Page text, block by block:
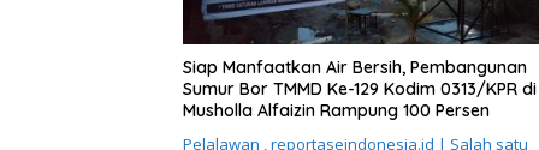
Siap Manfaatkan Air Bersih, Pembangunan
Sumur Bor TMMD Ke-129 Kodim 0313/KPR di
Musholla Alfaizin Rampung 100 Persen
Pelalawan , reportaseindonesia.id | Salah satu